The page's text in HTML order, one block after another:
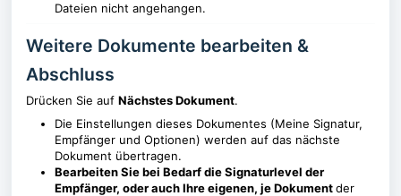
Dateien nicht angehangen.
Weitere Dokumente bearbeiten &
Abschluss
Drücken Sie auf Nächstes Dokument.
Die Einstellungen dieses Dokumentes (Meine Signatur,
Empfänger und Optionen) werden auf das nächste
Dokument übertragen.
Bearbeiten Sie bei Bedarf die Signaturlevel der
Empfänger, oder auch Ihre eigenen, je Dokumentder